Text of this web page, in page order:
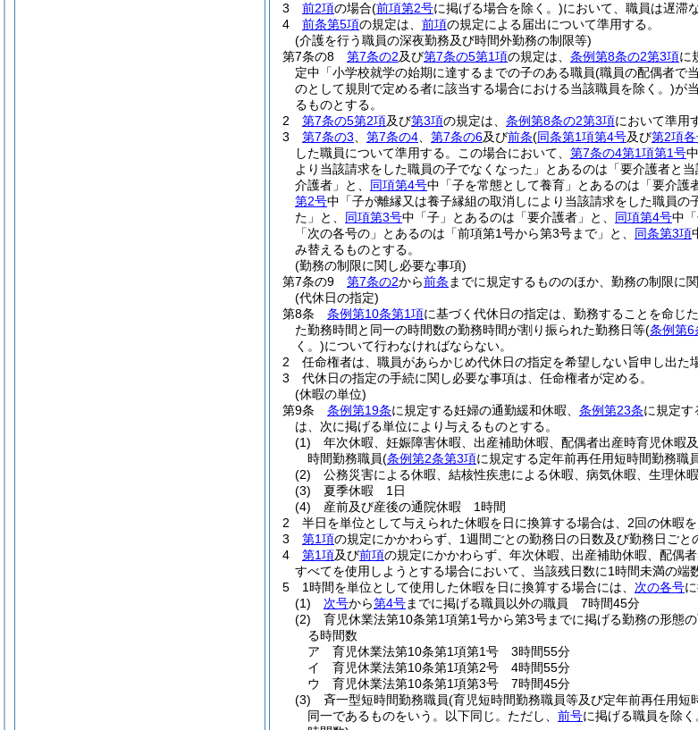
3
前2項の場合(前項第2号に掲げる場合を除く。)において、職員は遅滞な
4
前条第5項の規定は、 前項の規定による届出について準用する。
(介護を行う職員の深夜勤務及び時間外勤務の制限等)
第7条の8
第7条の2及び第7条の5第1項の規定は、 条例第8条の2第3項に
定中「小学校就学の始期に達するまでの子のある職員(職員の配偶者で
のとして規則で定める者に該当する場合における当該職員を除く。)が
るものとする。
2
第7条の5第2項及び第3項の規定は、 条例第8条の2第3項において準用
3
第7条の3 第7条の4 第7条の6及び前条(同条第1項第4号及び第2項
した職員について準用する。
この場合において、 第7条の4第1項第1号
より当該請求をした職員の子でなくなった」とあるのは「要介護者と
介護者」と、 同項第4号中「子を常態として養育」とあるのは「要介護
第2号中「子が離縁又は養子縁組の取消しにより当該請求をした職員
た」と、 同項第3号中「子」とあるのは「要介護者」と、 同項第4号中
「次の各号の」とあるのは「前項第1号から第3号まで」と、 同条第3項
み替えるものとする。
(勤務の制限に関し必要な事項)
第7条の9
第7条の2から前条 までに規定するもののほか、勤務の制限に
(代休日の指定)
第8条
条例第10条第1項に基づく代休日の指定は、勤務することを命じ
た勤務時間と同一の時間数の勤務時間が割り振られた勤務日等(条例第6
く。)について行わなければならない。
2
任命権者は、職員があらかじめ代休日の指定を希望しない旨申し出た
3
代休日の指定の手続に関し必要な事項は、任命権者が定める。
(休暇の単位)
第9条
条例第19条に規定する妊婦の通勤緩和休暇、 条例第23条に規定す
は、次に掲げる単位により与えるものとする。
(1)
年次休暇、妊娠障害休暇、出産補助休暇、配偶者出産時育児休
時間勤務職員(条例第2条第3項に規定する定年前再任用短時間勤務職
(2)
公務災害による休暇、結核性疾患による休暇、病気休暇、生理
(3)
夏季休暇 1日
(4)
産前及び産後の通院休暇 1時間
2
半日を単位として与えられた休暇を日に換算する場合は、2回の休暇
3
第1項の規定にかかわらず、1週間ごとの勤務日の日数及び勤務日ご
4
第1項及び前項の規定にかかわらず、年次休暇、出産補助休暇、配偶
すべてを使用しようとする場合において、当該残日数に1時間未満の端
5
1時間を単位として使用した休暇を日に換算する場合には、 次の各号
(1)
次号から第4号までに掲げる職員以外の職員 7時間45分
(2)
育児休業法第10条第1項第1号から第3号までに掲げる勤務の形
る時間数
ア
育児休業法第10条第1項第1号 3時間55分
イ
育児休業法第10条第1項第2号 4時間55分
ウ
育児休業法第10条第1項第3号 7時間45分
(3)
斉一型短時間勤務職員(育児短時間勤務職員等及び定年前再任用
同一であるものをいう。以下同じ。ただし、 前号に掲げる職員を除く